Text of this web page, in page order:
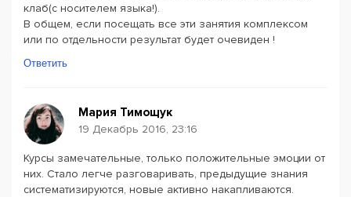
клаб(с носителем языка!).
В общем, если посещать все эти занятия комплексом
или по отдельности результат будет очевиден !
Ответить
Мария Тимощук
19 Декабрь 2016, 23:16
Курсы замечательные, только положительные эмоции от
них. Стало легче разговаривать, предыдущие знания
систематизируются, новые активно накапливаются.